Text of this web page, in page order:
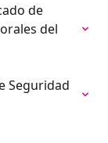
de
del
Seguridad